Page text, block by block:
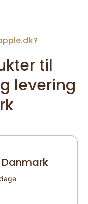
til
levering